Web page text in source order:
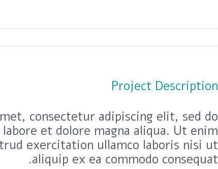
Project Description
consectetur adipiscing elit, sed do
et dolore magna aliqua. Ut enim
exercitation ullamco laboris nisi ut
aliquip ex ea commodo consequat.